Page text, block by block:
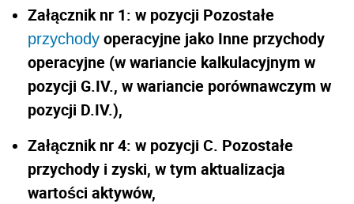
Załącznik nr 1: w pozycji Pozostałe
przychody operacyjne jako Inne przychody
operacyjne (w wariancie kalkulacyjnym w
pozycji G.IV., w wariancie porównawczym w
pozycji D.IV.),
Załącznik nr 4: w pozycji C. Pozostałe
przychody i zyski, w tym aktualizacja
wartości aktywów,